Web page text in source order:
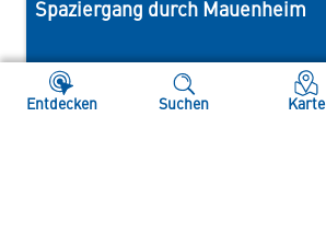
Entdecken Suchen Karte
Spaziergang durch Mauenheim
1h